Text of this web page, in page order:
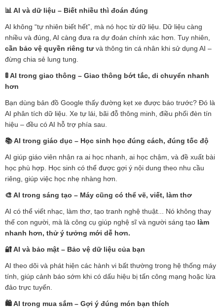
📊 AI và dữ liệu – Biết nhiều thì đoán đúng
AI không “tự nhiên biết hết”, mà nó học từ dữ liệu. Dữ liệu càng
nhiều và đúng, AI càng đưa ra dự đoán chính xác hơn. Tuy nhiên,
cần bảo vệ quyền riêng tưvà thông tin cá nhân khi sử dụng AI –
đừng chia sẻ lung tung.
🚦AI trong giao thông – Giao thông bớt tắc, di chuyển nhanh
hơn
Bạn dùng bản đồ Google thấy đường kẹt xe được báo trước? Đó là
AI phân tích dữ liệu. Xe tự lái, bãi đỗ thông minh, điều phối đèn tín
hiệu – đều có AI hỗ trợ phía sau.
📚AI trong giáo dục – Học sinh học đúng cách, đúng tốc độ
AI giúp giáo viên nhận ra ai học nhanh, ai học chậm, và đề xuất bài
học phù hợp. Học sinh có thể được gợi ý nội dung theo nhu cầu
riêng, giúp việc học nhẹ nhàng hơn.
🎨 AI trong sáng tạo – Máy cũng có thể vẽ, viết, làm thơ
AI có thể viết nhạc, làm thơ, tạo tranh nghệ thuật... Nó không thay
thế con người, mà là công cụ giúp nghệ sĩ và người sáng tạo làm
nhanh hơn, thử ý tưởng mới dễ hơn.
🔐AI và bảo mật – Bảo vệ dữ liệu của bạn
AI theo dõi và phát hiện các hành vi bất thường trong hệ thống máy
tính, giúp cảnh báo sớm khi có dấu hiệu bị tấn công mạng hoặc lừa
đảo trực tuyến.
🛍️ AI trong mua sắm – Gợi ý đúng món bạn thích